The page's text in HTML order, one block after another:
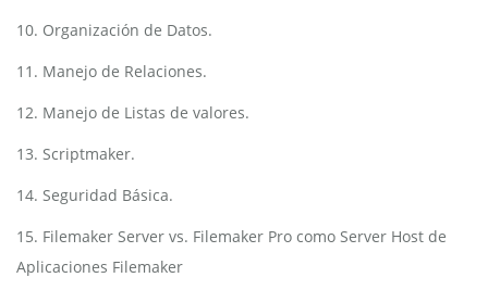
10. Organización de Datos.
11. Manejo de Relaciones.
12. Manejo de Listas de valores.
13. Scriptmaker.
14. Seguridad Básica.
15. Filemaker Server vs. Filemaker Pro como Server Host de
Aplicaciones Filemaker